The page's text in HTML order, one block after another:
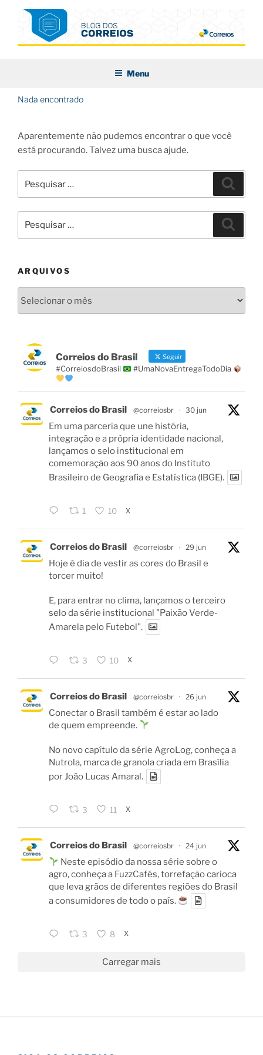
conteúdo
Menu
Nada encontrado
Aparentemente não pudemos encontrar o que você
está procurando. Talvez uma busca ajude.
por:
por:
ARQUIVOS
Correios do Brasil Seguir
#CorreiosdoBrasil #UmaNovaEntregaTodoDia
Correios do Brasil @correiosbr · 30 jun
Em uma parceria que une história,
integração e a própria identidade nacional,
lançamos o selo institucional em
comemoração aos 90 anos do Instituto
Brasileiro de Geografia e Estatística (IBGE).
1 10 X
Correios do Brasil @correiosbr · 29 jun
Hoje é dia de vestir as cores do Brasil e
torcer muito!
E, para entrar no clima, lançamos o terceiro
selo da série institucional "Paixão Verde-
Amarela pelo Futebol".
3 10 X
Correios do Brasil @correiosbr · 26 jun
Conectar o Brasil também é estar ao lado
de quem empreende.
No novo capítulo da série AgroLog, conheça a
Nutrola, marca de granola criada em Brasília
por João Lucas Amaral.
3 11 X
Correios do Brasil @correiosbr · 24 jun
Neste episódio da nossa série sobre o
agro, conheça a FuzzCafés, torrefação carioca
que leva grãos de diferentes regiões do Brasil
a consumidores de todo o país.
3 8 X
Carregar mais